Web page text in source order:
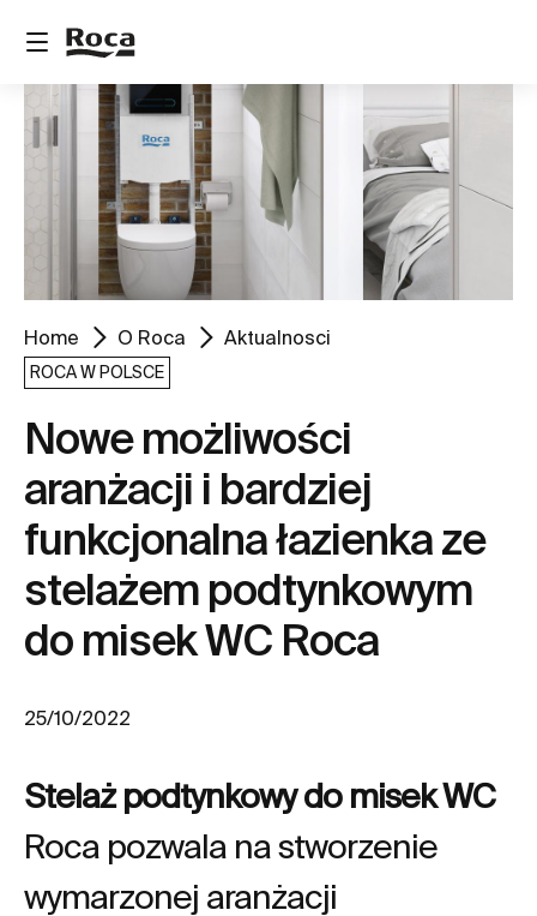
Home O Roca Aktualnosci
ROCA W POLSCE
Nowe możliwości
aranżacji i bardziej
funkcjonalna łazienka ze
stelażem podtynkowym
do misek WC Roca
25/10/2022
Stelaż podtynkowy do misek WC
Roca pozwala na stworzenie
wymarzonej aranżacji